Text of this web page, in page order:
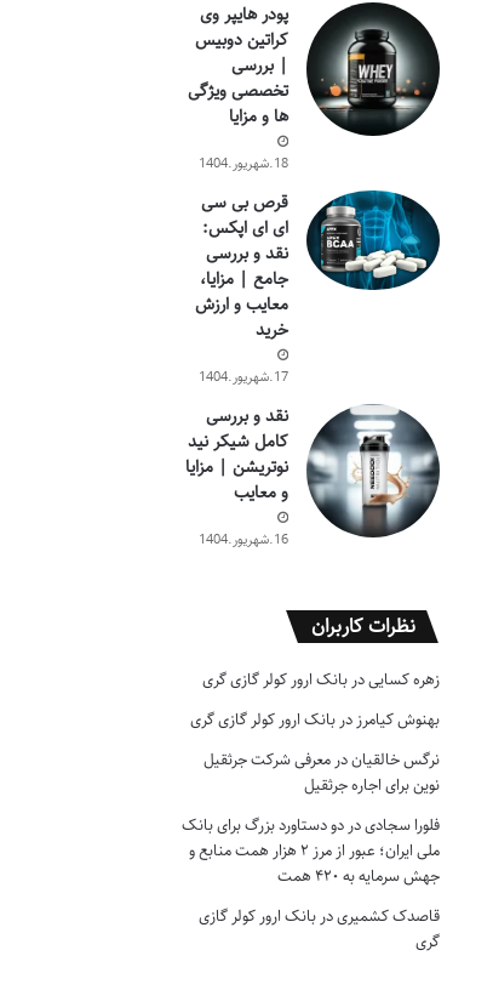
پودر هایپر وی
کراتین دوبیس
| بررسی
تخصصی ویژگی
ها و مزایا
18.شهریور.1404
قرص بی سی
ای ای اپکس:
نقد و بررسی
جامع | مزایا،
معایب و ارزش
خرید
17.شهریور.1404
نقد و بررسی
کامل شیکر نید
نوتریشن | مزایا
و معایب
16.شهریور.1404
نظرات کاربران
زهره کساییدر بانک ارور کولر گازی گری
بهنوش کیامرز در بانک ارور کولر گازی گری
نرگس خالقیاندر معرفی شرکت جرثقیل
نوین برای اجاره جرثقیل
فلورا سجادیدر دو دستاورد بزرگ برای بانک
ملی ایران؛ عبور از مرز ۲ هزار همت منابع و
جهش سرمایه به ۴۲۰ همت
قاصدک کشمیریدر بانک ارور کولر گازی
گری